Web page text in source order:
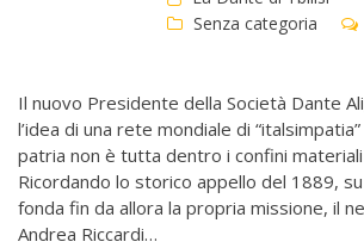
Senza categoria
Il nuovo Presidente della Società Dante
l’idea di una rete mondiale di
patria non è tutta dentro i confini materiali
Ricordando lo storico appello del 1889,
fonda fin da allora la propria missione, il
Andrea Riccardi…